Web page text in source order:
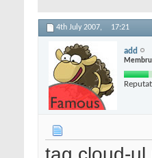
4th July 2007, 17:21
add